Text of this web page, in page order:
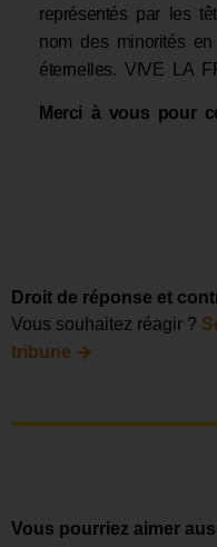
représentés par les
nom des minorités
éternelles. VIVE LA
Merci à vous pour
Droit de réponse et
Vous souhaitez réagir ?
tribune →
Vous pourriez aimer